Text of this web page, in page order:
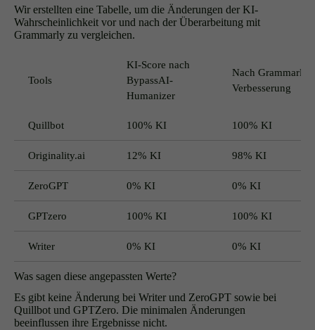
Wir erstellten eine Tabelle, um die Änderungen der KI-
Wahrscheinlichkeit vor und nach der Überarbeitung mit
Grammarly zu vergleichen.
Tools
KI-Score nach
BypassAI-
Humanizer
Nach Grammarly-
Verbesserung
Quillbot 100% KI 100% KI
Originality.ai 12% KI 98% KI
ZeroGPT 0% KI 0% KI
GPTzero 100% KI 100% KI
Writer 0% KI 0% KI
Was sagen diese angepassten Werte?
Es gibt keine Änderung bei Writer und ZeroGPT sowie bei
Quillbot und GPTZero. Die minimalen Änderungen
beeinflussen ihre Ergebnisse nicht.